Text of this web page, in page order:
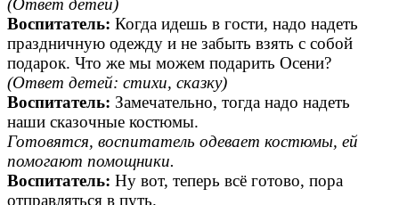
(Ответ детей)
Воспитатель: Когда идешь в гости, надо надеть
праздничную одежду и не забыть взять с собой
подарок. Что же мы можем подарить Осени?
(Ответ детей: стихи, сказку)
Воспитатель: Замечательно, тогда надо надеть
наши сказочные костюмы.
Готовятся, воспитатель одевает костюмы, ей
помогают помощники.
Воспитатель: Ну вот, теперь всё готово, пора
отправляться в путь.